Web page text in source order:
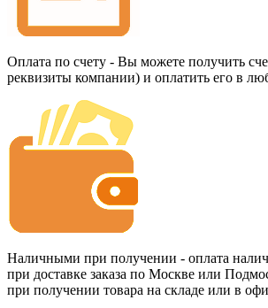
Оплата по счету - Вы можете получить
реквизиты компании) и оплатить его в
Наличными при получении - оплата
при доставке заказа по Москве или
при получении товара на складе или в